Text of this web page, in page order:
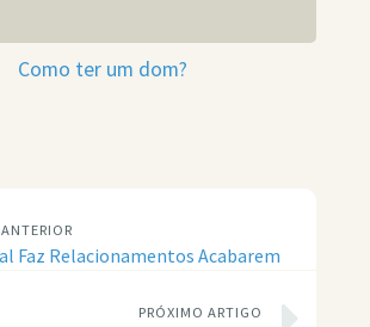
Como ter um dom?
Faz Relacionamentos Acabarem
PRÓXIMO ARTIGO